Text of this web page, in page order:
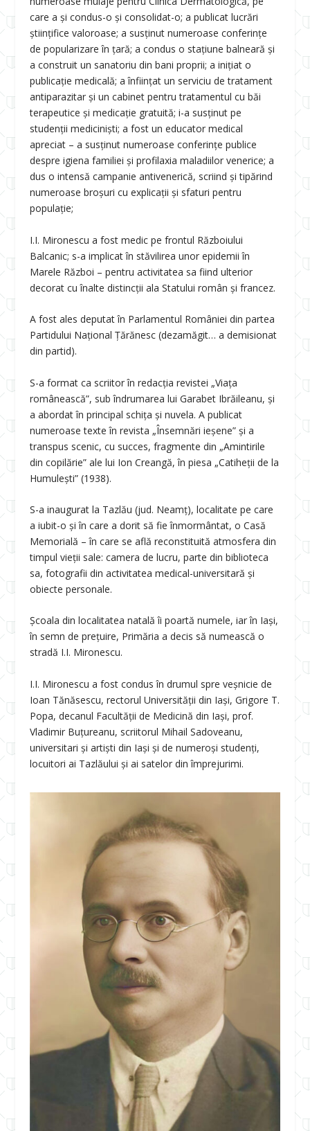
care a și condus-o și consolidat-o; a publicat lucrări
știinţifice valoroase; a susţinut numeroase conferinţe
de popularizare în ţară; a condus o staţiune balneară și
a construit un sanatoriu din bani proprii; a iniţiat o
publicaţie medicală; a înfiinţat un serviciu de tratament
antiparazitar și un cabinet pentru tratamentul cu băi
terapeutice și medicaţie gratuită; i-a susţinut pe
studenţii mediciniști; a fost un educator medical
apreciat – a susţinut numeroase conferinţe publice
despre igiena familiei și profilaxia maladiilor venerice; a
dus o intensă campanie antivenerică, scriind și tipărind
numeroase broșuri cu explicaţii și sfaturi pentru
populaţie;
I.I. Mironescu a fost medic pe frontul Războiului
Balcanic; s-a implicat în stăvilirea unor epidemii în
Marele Război – pentru activitatea sa fiind ulterior
decorat cu înalte distincţii ala Statului român și francez.
A fost ales deputat în Parlamentul României din partea
Partidului Naţional Ţărănesc (dezamăgit… a demisionat
din partid).
S-a format ca scriitor în redacţia revistei „Viaţa
românească”, sub îndrumarea lui Garabet Ibrăileanu, și
a abordat în principal schiţa și nuvela. A publicat
numeroase texte în revista „Însemnări ieșene” și a
transpus scenic, cu succes, fragmente din „Amintirile
din copilărie” ale lui Ion Creangă, în piesa „Catiheţii de la
Humulești” (1938).
S-a inaugurat la Tazlău (jud. Neamţ), localitate pe care
a iubit-o și în care a dorit să fie înmormântat, o Casă
Memorială – în care se află reconstituită atmosfera din
timpul vieţii sale: camera de lucru, parte din biblioteca
sa, fotografii din activitatea medical-universitară și
obiecte personale.
Școala din localitatea natală îi poartă numele, iar în Iași,
în semn de preţuire, Primăria a decis să numească o
stradă I.I. Mironescu.
I.I. Mironescu a fost condus în drumul spre veșnicie de
Ioan Tănăsescu, rectorul Universităţii din Iași, Grigore T.
Popa, decanul Facultăţii de Medicină din Iași, prof.
Vladimir Buţureanu, scriitorul Mihail Sadoveanu,
universitari și artiști din Iași și de numeroși studenţi,
locuitori ai Tazlăului și ai satelor din împrejurimi.